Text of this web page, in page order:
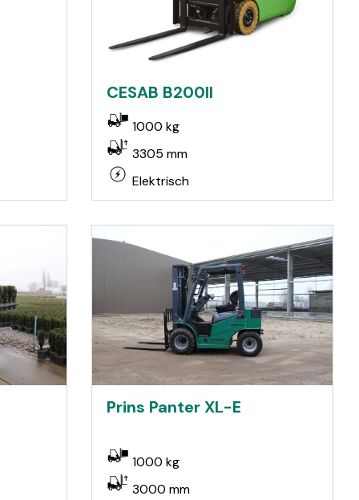
CESAB B200II
1000 kg
3305 mm
Elektrisch
Prins Panter XL-E
1000 kg
3000 mm